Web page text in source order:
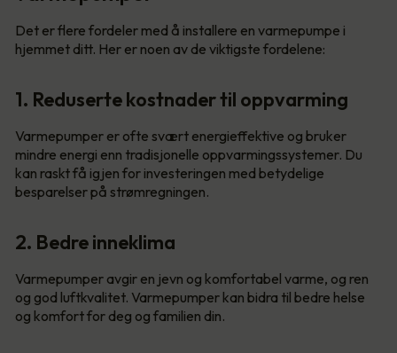
Det er flere fordeler med å installere en varmepumpe i
hjemmet ditt. Her er noen av de viktigste fordelene:
1. Reduserte kostnader til oppvarming
Varmepumper er ofte svært energieffektive og bruker
mindre energi enn tradisjonelle oppvarmingssystemer. Du
kan raskt få igjen for investeringen med betydelige
besparelser på strømregningen.
2. Bedre inneklima
Varmepumper avgir en jevn og komfortabel varme, og ren
og god luftkvalitet. Varmepumper kan bidra til bedre helse
og komfort for deg og familien din.